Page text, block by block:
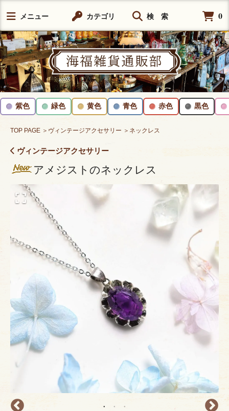
メニュー カテゴリ 検 索 0
紫色 緑色 黄色 青色 赤色 黒色
TOP PAGE ＞ヴィンテージアクセサリー ＞ネックレス
ヴィンテージアクセサリー
アメジストのネックレス